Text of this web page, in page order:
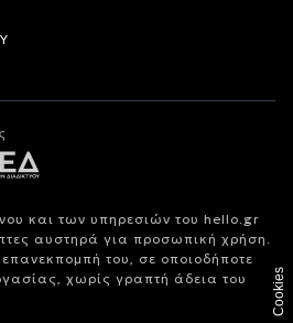
και των υπηρεσιών του hello.gr
αυστηρά για προσωπική χρήση.
του, σε οποιοδήποτε
χωρίς γραπτή άδεια του
Cookies